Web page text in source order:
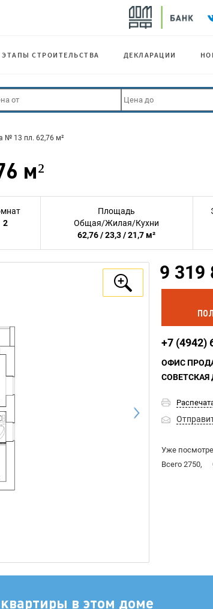
ЭТАПЫ СТРОИТЕЛЬСТВА ДЕКЛАРАЦИИ
№ 13 пл. 62,76 м²
м²
2
Площадь
Общая/Жилая/Кухни
62,76 / 23,3 / 21,7 м²
9 319
+7 (4942)
ОФИС
СОВЕТСКАЯ
Уже
Всего 2750,
в этом доме